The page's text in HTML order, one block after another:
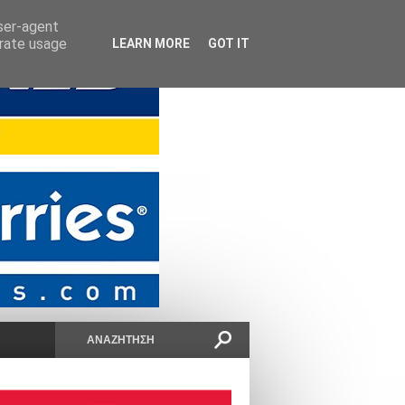
agent
usage
LEARN MORE GOT IT